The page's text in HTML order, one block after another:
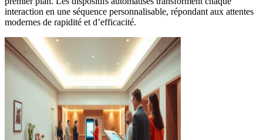
interaction en une séquence personnalisable, répondant aux attentes
modernes de rapidité et d’efficacité.